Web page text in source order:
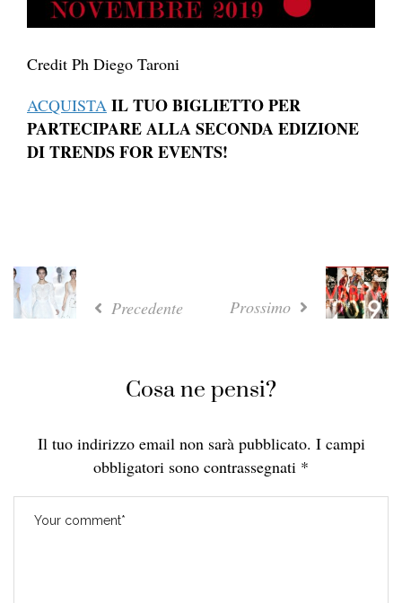
Credit Ph Diego Taroni
ACQUISTA IL TUO BIGLIETTO PER
PARTECIPARE ALLA SECONDA EDIZIONE
DI TRENDS FOR EVENTS!
Precedente Prossimo
Cosa ne pensi?
Il tuo indirizzo email non sarà pubblicato. I campi
obbligatori sono contrassegnati *